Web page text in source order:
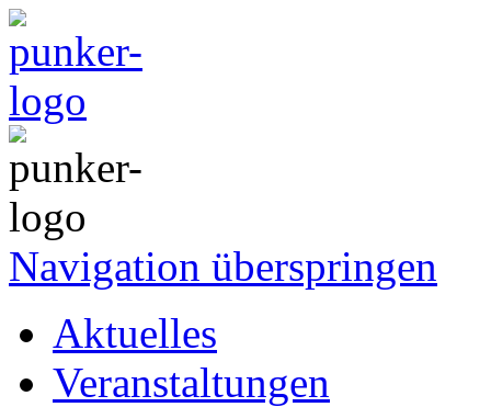
Navigation überspringen
Aktuelles
Veranstaltungen